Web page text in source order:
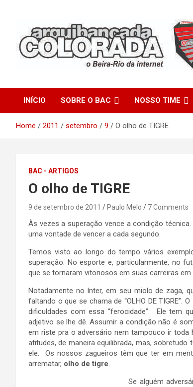
Arquibancada
INÍCIO SOBRE O BAC NOSSO TIME
Home 2011 setembro 9 O olho de TIGRE
BAC - ARTIGOS
O olho de TIGRE
9 de setembro de 2011 Paulo Melo 7 Comments
Às vezes a superação vence a condição
uma vontade de vencer a cada segundo.
Temos visto ao longo do tempo vários
superação. No esporte e, particularmente, no
que se tornaram vitoriosos em suas carreiras em
Notadamente no Inter, em seu miolo de zaga,
faltando o que se chama de “OLHO DE
dificuldades com essa “ferocidade”. Ele tem
adjetivo se lhe dê. Assumir a condição não é
em riste pra o adversário nem tampouco ir
atitudes, de maneira equilibrada, mas,
ele. Os nossos zagueiros têm que ter em
arrematar, olho de tigre.
Se alguém